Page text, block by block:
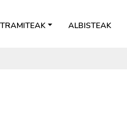
TRAMITEAK ALBISTEAK